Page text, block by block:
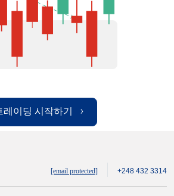
레이딩 시작하기
[email protected] +248 432 3314